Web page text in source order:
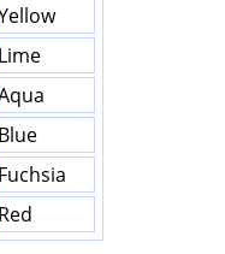
Lime
Blue
Fuchsia
Red